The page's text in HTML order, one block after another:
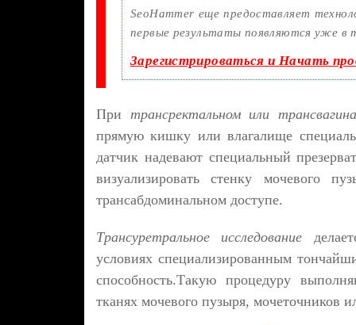
SeoHammer еще предоставляет
первые результаты появляются уже в
Зарегистрироваться и Начать
При трансректальном или
прямую кишку или влагалище
датчик надевают специальный
визуализировать стенку мочевого
трансабдоминальном доступе.
Трансуретральное исследование
условиях специализированным
способность.Такую процедуру
тканях мочевого пузыря, мочеточников